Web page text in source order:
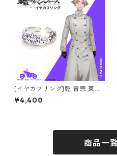
[イヤカフリング]乾 青宗 東京
リベンジャーズ
¥4,400
商品一